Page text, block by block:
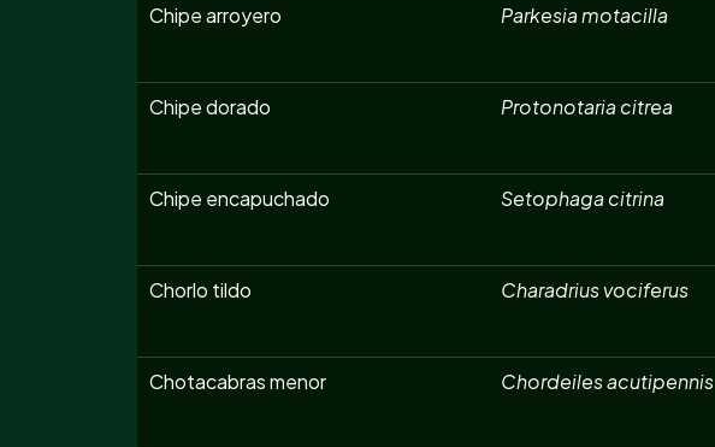
Chipe arroyero Parkesia motacilla
Chipe dorado Protonotaria citrea
Chipe encapuchado Setophaga citrina
Chorlo tildo Charadrius vociferus
Chotacabras menor Chordeiles acutipennis